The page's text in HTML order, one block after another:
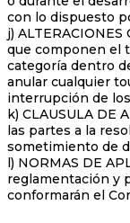
con lo dispuesto
j)
que componen el
categoría dentro
anular cualquier
interrupción de
k) CLAUSULA
las partes a la
sometimiento de
l) NORMAS DE
reglamentación y
conformarán el